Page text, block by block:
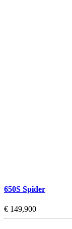
650S Spider
€ 149,900